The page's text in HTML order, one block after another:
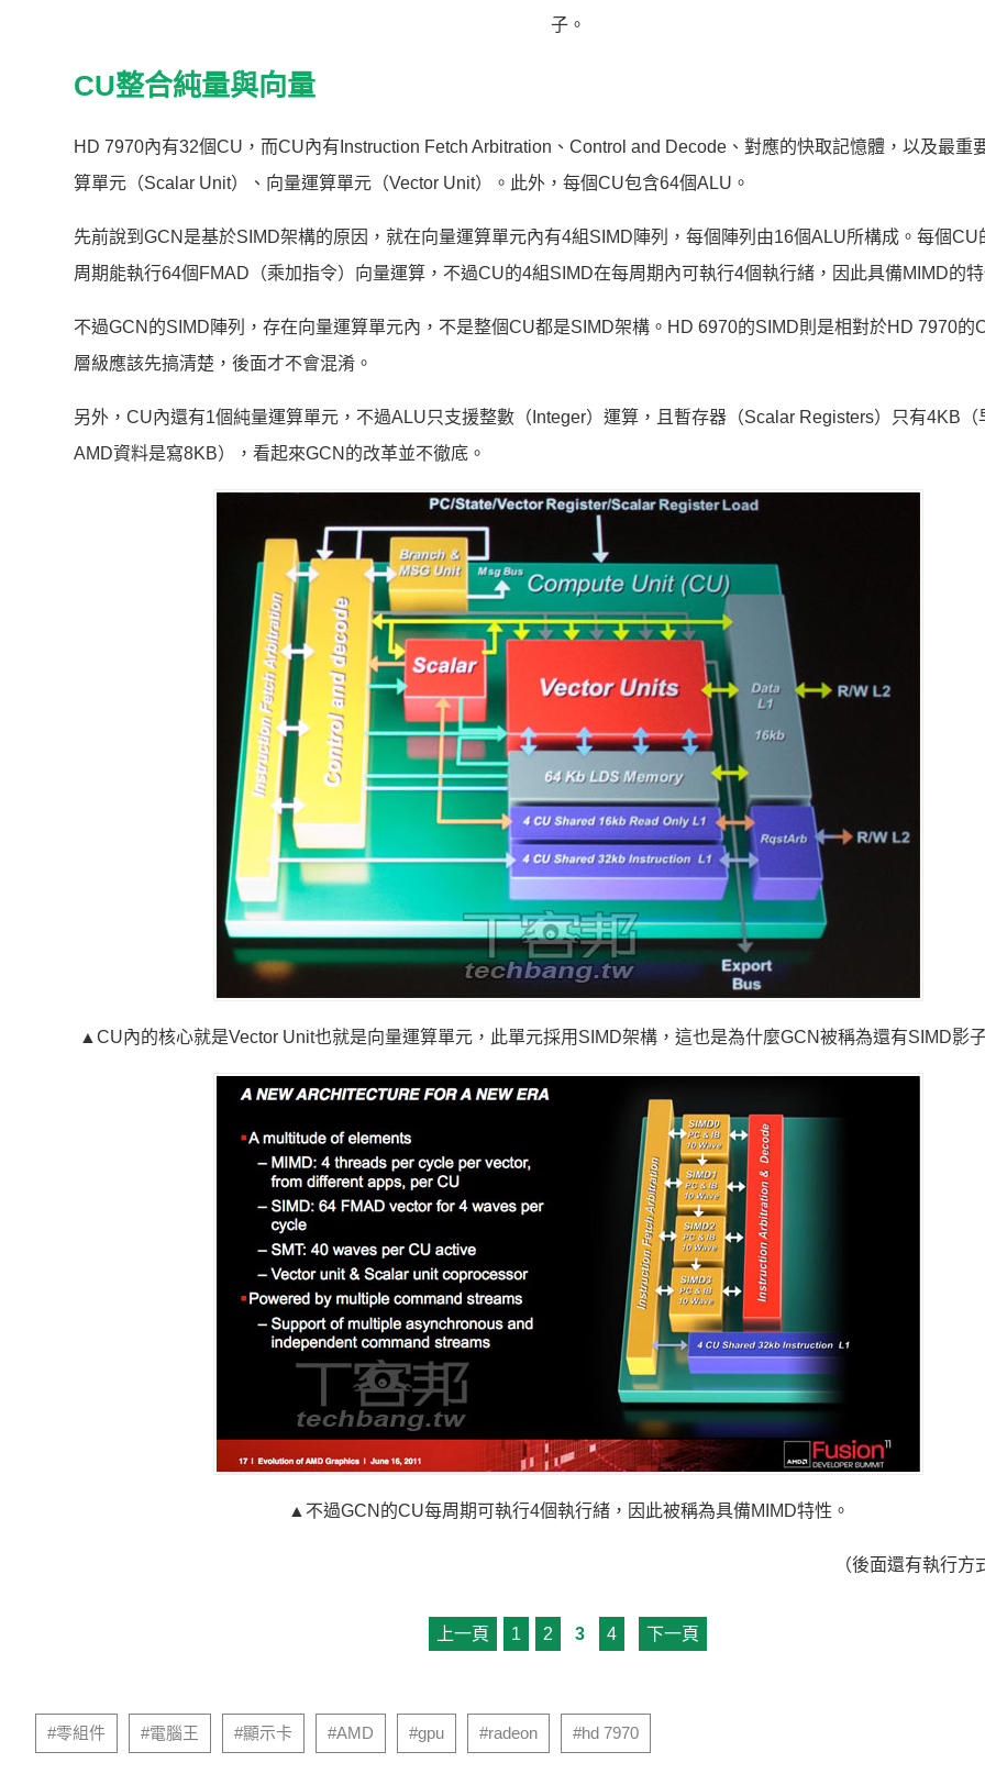
子。
CU整合純量與向量
HD 7970內有32個CU，而CU內有Instruction Fetch Arbitration、Control and Decode、對應的快取記憶體，以及最重
算單元（Scalar Unit）、向量運算單元（Vector Unit）。此外，每個CU包含64個ALU。
先前說到GCN是基於SIMD架構的原因，就在向量運算單元內有4組SIMD陣列，每個陣列由16個ALU所構成。每個CU
周期能執行64個FMAD（乘加指令）向量運算，不過CU的4組SIMD在每周期內可執行4個執行緒，因此具備MIMD的特
不過GCN的SIMD陣列，存在向量運算單元內，不是整個CU都是SIMD架構。HD 6970的SIMD則是相對於HD 7970的
層級應該先搞清楚，後面才不會混淆。
另外，CU內還有1個純量運算單元，不過ALU只支援整數（Integer）運算，且暫存器（Scalar Registers）只有4KB（
AMD資料是寫8KB），看起來GCN的改革並不徹底。
▲CU內的核心就是Vector Unit也就是向量運算單元，此單元採用SIMD架構，這也是為什麼GCN被稱為還有SIMD影
▲不過GCN的CU每周期可執行4個執行緒，因此被稱為具備MIMD特性。
（後面還有執行方
上一頁 1 2 3 4 下一頁
延伸閱讀